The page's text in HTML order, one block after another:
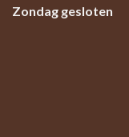
Zondag gesloten